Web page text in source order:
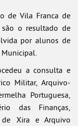
de Vila Franca de
o resultado de
por alunos de
Municipal.
a consulta e
Militar, Arquivo-
Portuguesa,
das Finanças,
Xira e Arquivo